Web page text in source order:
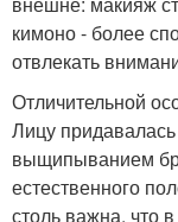
кимоно - более
отвлекать
Отличительной
Лицу
выщипыванием
естественного
столь важна, что